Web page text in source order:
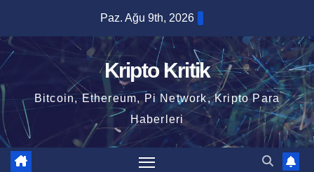
content
Paz. Ağu 9th, 2026
Kripto Kritik
Bitcoin, Ethereum, Pi Network, Kripto Para
Haberleri